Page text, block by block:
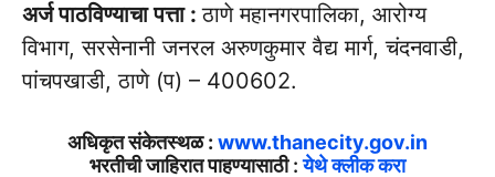
अर्ज पाठविण्याचा पत्ता :ठाणे महानगरपालिका, आरोग्य
विभाग, सरसेनानी जनरल अरुणकुमार वैद्य मार्ग, चंदनवाडी,
पांचपखाडी, ठाणे (प) – 400602.
अधिकृत संकेतस्थळ : www.thanecity.gov.in
भरतीची जाहिरात पाहण्यासाठी :येथे क्लीक करा